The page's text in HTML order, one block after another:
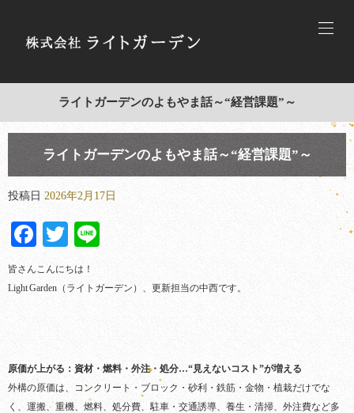
ライトガーデンのよもやま話～“経営課題”～
ライトガーデンのよもやま話～“経営課題”～
投稿日 2026年2月17日
Facebook
Twitter
皆さんこんにちは！
Light Garden（ライトガーデン）、更新担当の中西です。
原価が上がる：資材・燃料・外注・処分…“見えないコスト”が増える
外構の原価は、コンクリート・ブロック・砂利・鉄筋・金物・植栽だけでな
く、運搬、重機、燃料、処分費、駐車・交通誘導、養生・清掃、外注費など多